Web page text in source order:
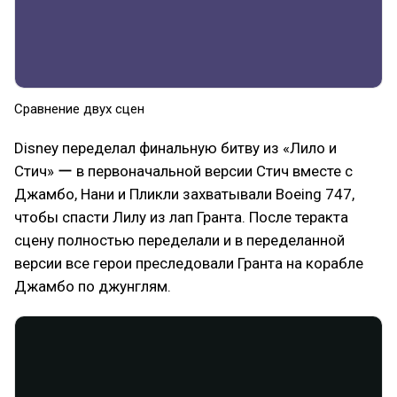
Сравнение двух сцен
Disney переделал финальную битву из «Лило и
Стич» ー в первоначальной версии Стич вместе с
Джамбо, Нани и Пликли захватывали Boeing 747,
чтобы спасти Лилу из лап Гранта. После теракта
сцену полностью переделали и в переделанной
версии все герои преследовали Гранта на корабле
Джамбо по джунглям.